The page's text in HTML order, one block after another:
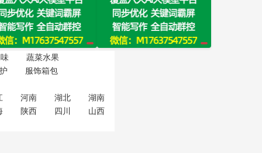
蔬菜水果
服饰箱包
河南 湖北
湖南
陕西 四川
山西